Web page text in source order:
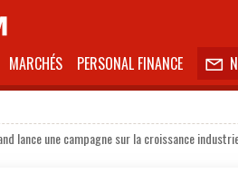
MARCHÉS PERSONAL FINANCE 
lance une campagne sur la croissance